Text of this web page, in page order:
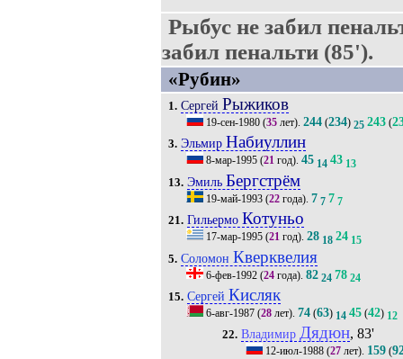
Рыбус не забил
забил пенальти (85').
«Рубин»
1. Сергей Рыжиков
19-сен-1980(35лет). 244(234) 25 243(
3. Эльмир Набиуллин
8-мар-1995(21год). 45 14 43 13
13. Эмиль Бергстрём
19-май-1993(22года). 7 7 7 7
21. Гильермо Котуньо
17-мар-1995(21год). 28 18 24 15
5. Соломон Кверквелия
6-фев-1992(24года). 82 24 78 24
15. Сергей Кисляк
6-авг-1987(28лет). 74(63) 14 45(42) 12
22. Владимир Дядюн, 83'
12-июл-1988 (27 лет). 159 (